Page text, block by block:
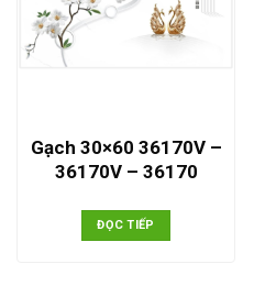
Gạch 30×60 36170V –
36170V – 36170
ĐỌC TIẾP